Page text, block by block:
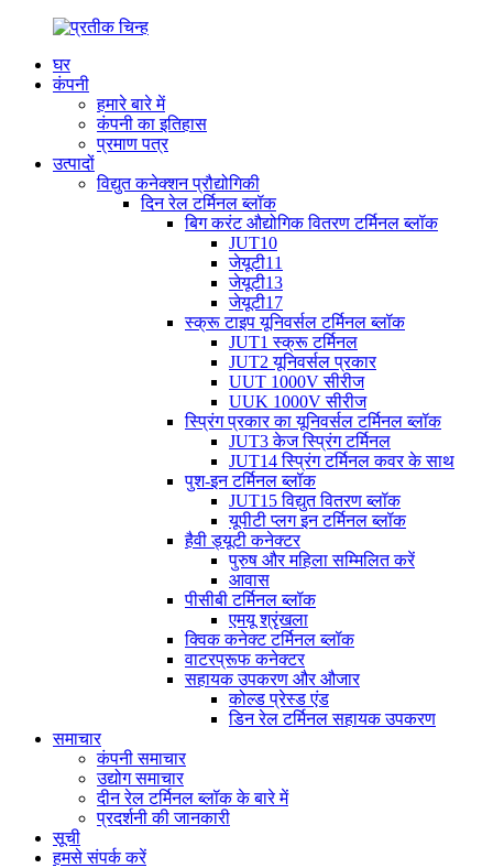
घर
कंपनी
हमारे बारे में
कंपनी का इतिहास
प्रमाण पत्र
उत्पादों
विद्युत कनेक्शन प्रौद्योगिकी
दिन रेल टर्मिनल ब्लॉक
बिग करंट औद्योगिक वितरण टर्मिनल ब्लॉक
JUT10
जेयूटी11
जेयूटी13
जेयूटी17
स्क्रू टाइप यूनिवर्सल टर्मिनल ब्लॉक
JUT1 स्क्रू टर्मिनल
JUT2 यूनिवर्सल प्रकार
UUT 1000V सीरीज
UUK 1000V सीरीज
स्प्रिंग प्रकार का यूनिवर्सल टर्मिनल ब्लॉक
JUT3 केज स्प्रिंग टर्मिनल
JUT14 स्प्रिंग टर्मिनल कवर के साथ
पुश-इन टर्मिनल ब्लॉक
JUT15 विद्युत वितरण ब्लॉक
यूपीटी प्लग इन टर्मिनल ब्लॉक
हैवी ड्यूटी कनेक्टर
पुरुष और महिला सम्मिलित करें
आवास
पीसीबी टर्मिनल ब्लॉक
एमयू श्रृंखला
क्विक कनेक्ट टर्मिनल ब्लॉक
वाटरप्रूफ कनेक्टर
सहायक उपकरण और औजार
कोल्ड प्रेस्ड एंड
डिन रेल टर्मिनल सहायक उपकरण
समाचार
कंपनी समाचार
उद्योग समाचार
दीन रेल टर्मिनल ब्लॉक के बारे में
प्रदर्शनी की जानकारी
सूची
हमसे संपर्क करें